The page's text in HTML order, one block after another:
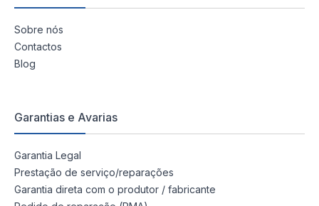
Sobre nós
Contactos
Blog
Garantias e Avarias
Garantia Legal
Prestação de serviço/reparações
Garantia direta com o produtor / fabricante